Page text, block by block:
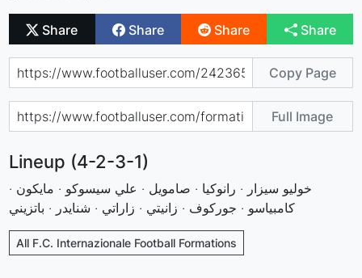
Share Share Share Share
Copy Page
Full Image
Lineup (4-2-3-1)
خوليو سيزار · رانوكيا · صامويل · علي سيسوكو · مايكون ·
كامبياسو · جوركوف · زانيتي · زاراتي · شنايدر · باتزيني
All F.C. Internazionale Football Formations